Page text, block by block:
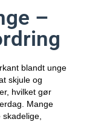
–
blandt unge
skjule og
hvilket gør
Mange